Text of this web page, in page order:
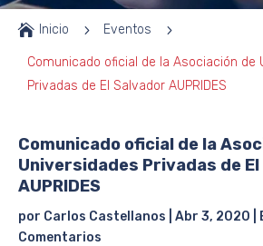
 Inicio 5 Eventos 5
Comunicado oficial de la Asociación de
Privadas de El Salvador AUPRIDES
Comunicado oficial de la
Universidades Privadas de
AUPRIDES
por Carlos Castellanos Abr 3, 2020
Comentarios